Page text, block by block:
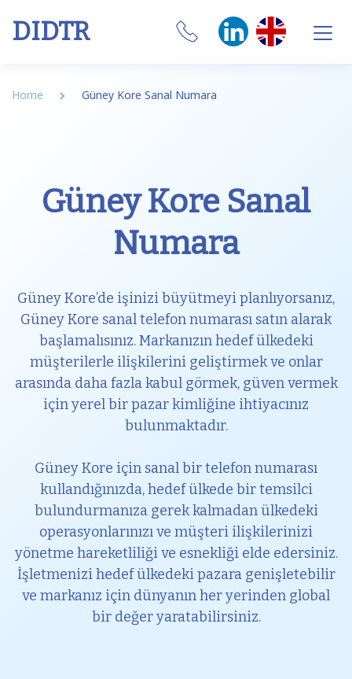
DIDTR
CRM Integrations
Features
Internet
Home Güney Kore Sanal Numara
Güney Kore Sanal
Numara
Güney Kore’de işinizi büyütmeyi planlıyorsanız,
Güney Kore sanal telefon numarası satın alarak
başlamalısınız. Markanızın hedef ülkedeki
müşterilerle ilişkilerini geliştirmek ve onlar
arasında daha fazla kabul görmek, güven vermek
için yerel bir pazar kimliğine ihtiyacınız
bulunmaktadır.
Güney Kore için sanal bir telefon numarası
kullandığınızda, hedef ülkede bir temsilci
bulundurmanıza gerek kalmadan ülkedeki
operasyonlarınızı ve müşteri ilişkilerinizi
yönetme hareketliliği ve esnekliği elde edersiniz.
İşletmenizi hedef ülkedeki pazara genişletebilir
ve markanız için dünyanın her yerinden global
bir değer yaratabilirsiniz.